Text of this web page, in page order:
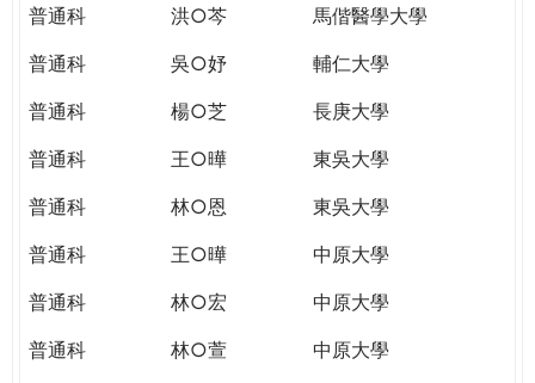
普通科
洪○芩
馬偕醫學大學
普通科
吳○妤
輔仁大學
普通科
楊○芝
長庚大學
普通科
王○曄
東吳大學
普通科
林○恩
東吳大學
普通科
王○曄
中原大學
普通科
林○宏
中原大學
普通科
林○萱
中原大學